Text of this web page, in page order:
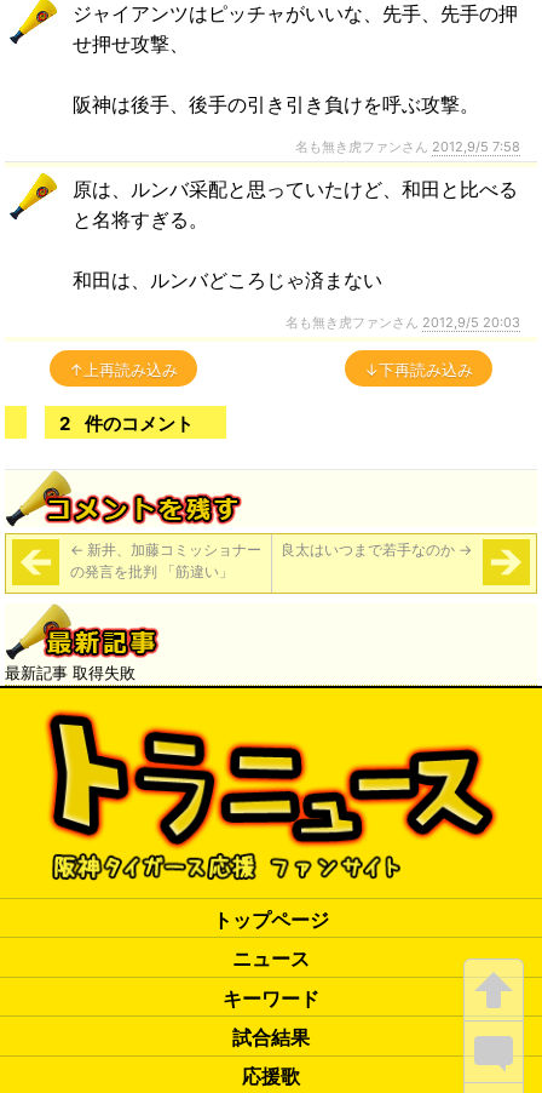
ジャイアンツはピッチャがいいな、先手、先手の押
せ押せ攻撃、
阪神は後手、後手の引き引き負けを呼ぶ攻撃。
名も無き虎ファンさん 2012,9/5 7:58
原は、ルンバ采配と思っていたけど、和田と比べる
と名将すぎる。
和田は、ルンバどころじゃ済まない
名も無き虎ファンさん 2012,9/5 20:03
↑上再読み込み ↓下再読み込み
2 件のコメント
← 新井、加藤コミッショナー
の発言を批判 「筋違い」
良太はいつまで若手なのか →
最新記事 取得失敗
トップページ
ニュース
キーワード
試合結果
応援歌